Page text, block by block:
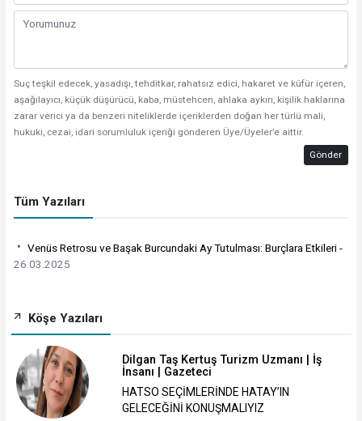
Suç teşkil edecek, yasadışı, tehditkar, rahatsız edici, hakaret ve küfür içeren,
aşağılayıcı, küçük düşürücü, kaba, müstehcen, ahlaka aykırı, kişilik haklarına
zarar verici ya da benzeri niteliklerde içeriklerden doğan her türlü mali,
hukuki, cezai, idari sorumluluk içeriği gönderen Üye/Üyeler’e aittir.
Gönder
Tüm Yazıları
Venüs Retrosu ve Başak Burcundaki Ay Tutulması: Burçlara Etkileri -
26.03.2025
Köşe Yazıları
Dilgan Taş Kertuş Turizm Uzmanı | İş
İnsanı | Gazeteci
HATSO SEÇİMLERİNDE HATAY’IN
GELECEĞİNİ KONUŞMALIYIZ